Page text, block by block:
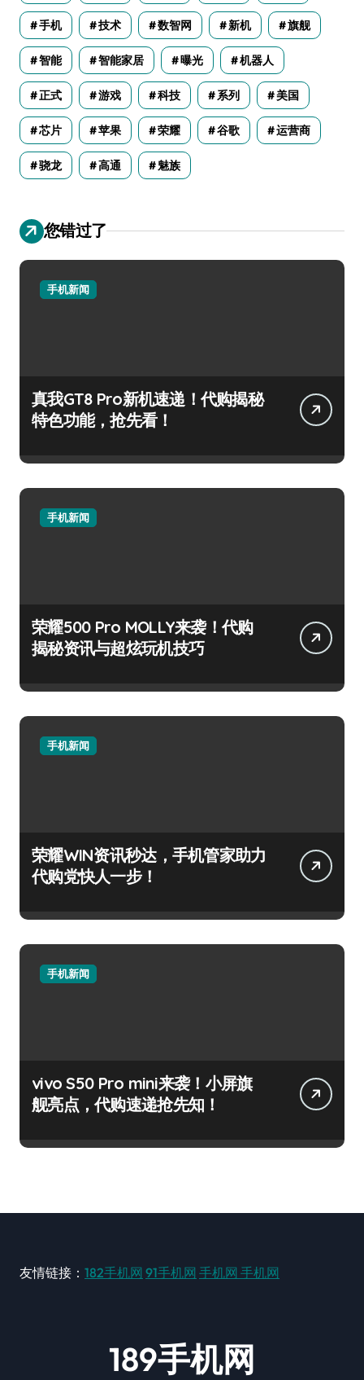
手机 技术 数智网 新机 旗舰
智能 智能家居 曝光 机器人
正式 游戏 科技 系列 美国
芯片 苹果 荣耀 谷歌 运营商
骁龙 高通 魅族
您错过了
手机新闻
真我GT8 Pro新机速递！代购揭秘
特色功能，抢先看！
手机新闻
荣耀500 Pro MOLLY来袭！代购
揭秘资讯与超炫玩机技巧
手机新闻
荣耀WIN资讯秒达，手机管家助力
代购党快人一步！
手机新闻
vivo S50 Pro mini来袭！小屏旗
舰亮点，代购速递抢先知！
友情链接： 182手机网 91手机网 手机网 手机网
189手机网